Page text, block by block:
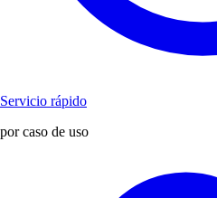
Servicio rápido
por caso de uso